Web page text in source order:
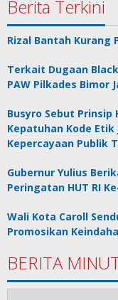
Berita Terkini
Rizal Bantah Kurang
Terkait Dugaan
PAW Pilkades Bimor
Busyro Sebut Prinsip
Kepatuhan Kode
Kepercayaan Publik
Gubernur Yulius
Peringatan HUT RI
Wali Kota Caroll
Promosikan
BERITA